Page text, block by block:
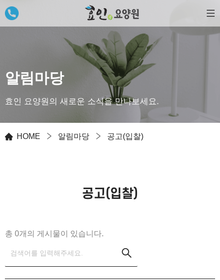
알림마당
효인 요양원의 새로운 소식을 만나보세요.
HOME 알림마당 공고(입찰)
공고(입찰)
총 0개의 게시물이 있습니다.